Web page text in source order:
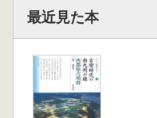
最近見た本